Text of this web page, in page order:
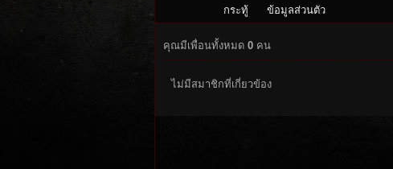
กระทู้ ข้อมูลส่วนตัว
คุณมีเพื่อนทั้งหมด 0 คน
ไม่มีสมาชิกที่เกี่ยวข้อง